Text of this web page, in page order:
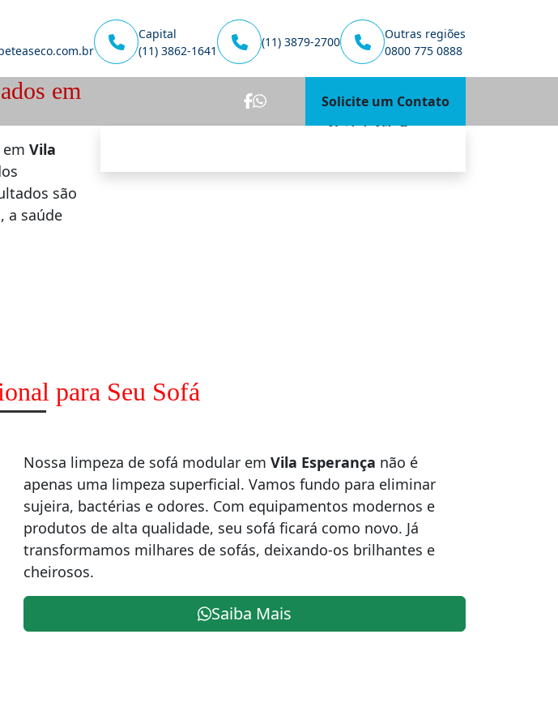
Capital
(11) 3862-1641
(11) 3879-2700
Outras regiões
0800 775 0888
Solicite um Contato
Unidade Vila Esperança
em
Vila
são
a saúde
para Seu Sofá
Nossa limpeza de sofá modular em Vila Esperança não é
apenas uma limpeza superficial. Vamos fundo para eliminar
sujeira, bactérias e odores. Com equipamentos modernos e
produtos de alta qualidade, seu sofá ficará como novo. Já
transformamos milhares de sofás, deixando-os brilhantes e
cheirosos.
Saiba Mais